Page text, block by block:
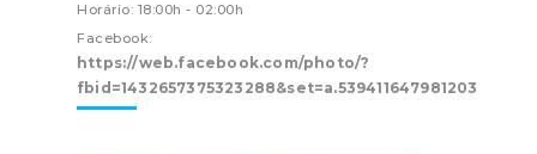
Horário: 18:00h - 02:00h
Facebook:
https://web.facebook.com/photo/?
fbid=1432657375323288&set=a.539411647981203